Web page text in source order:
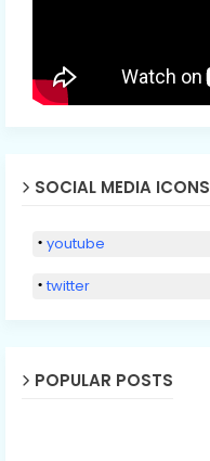
SOCIAL MEDIA ICONS
youtube
twitter
POPULAR POSTS